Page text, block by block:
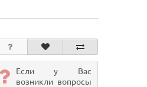
Если у Вас
возникли вопросы